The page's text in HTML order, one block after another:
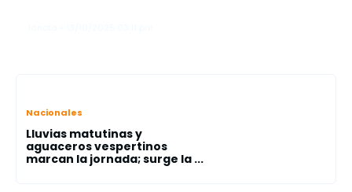
Nacionales
Lluvias matutinas y
aguaceros vespertinos
marcan la jornada; surge la ...